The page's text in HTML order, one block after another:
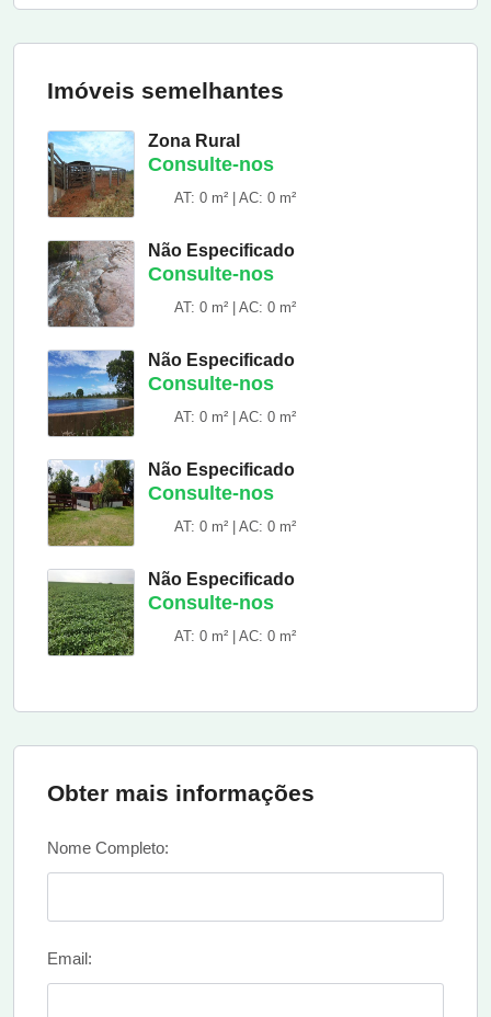
Imóveis semelhantes
Zona Rural
Consulte-nos
AT: 0 m² | AC: 0 m²
Não Especificado
Consulte-nos
AT: 0 m² | AC: 0 m²
Não Especificado
Consulte-nos
AT: 0 m² | AC: 0 m²
Não Especificado
Consulte-nos
AT: 0 m² | AC: 0 m²
Não Especificado
Consulte-nos
AT: 0 m² | AC: 0 m²
Obter mais informações
Nome Completo:
Email: